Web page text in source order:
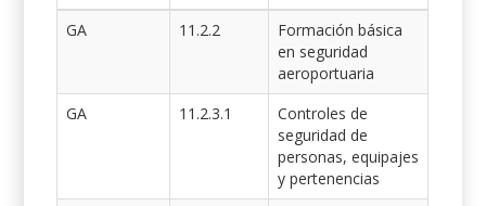
GA
11.2.2
Formación básica
en seguridad
aeroportuaria
GA
11.2.3.1
Controles de
seguridad de
personas, equipajes
y pertenencias